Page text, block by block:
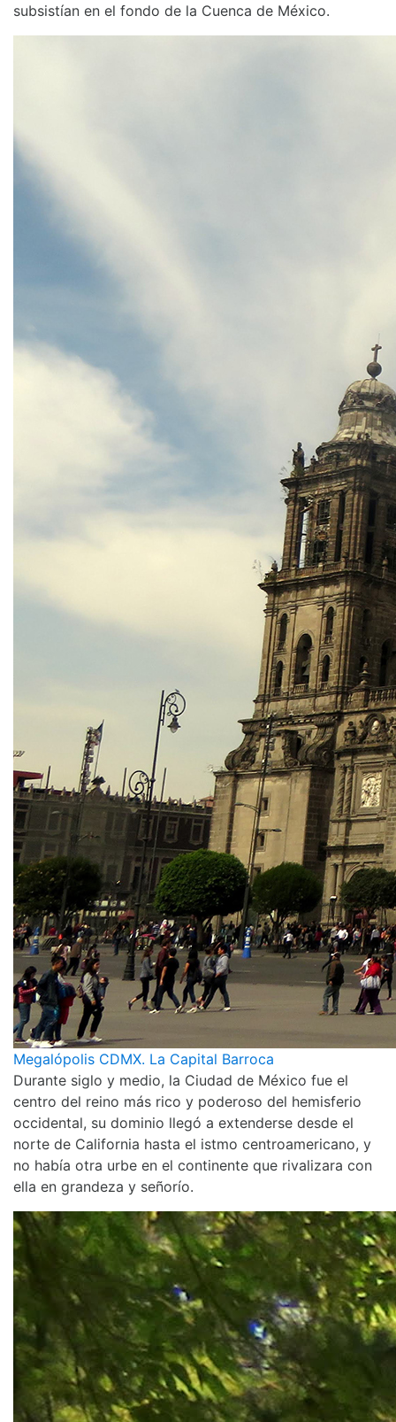
subsistían en el fondo de la Cuenca de México.
Megalópolis CDMX. La Capital Barroca
Durante siglo y medio, la Ciudad de México fue el
centro del reino más rico y poderoso del hemisferio
occidental, su dominio llegó a extenderse desde el
norte de California hasta el istmo centroamericano, y
no había otra urbe en el continente que rivalizara con
ella en grandeza y señorío.